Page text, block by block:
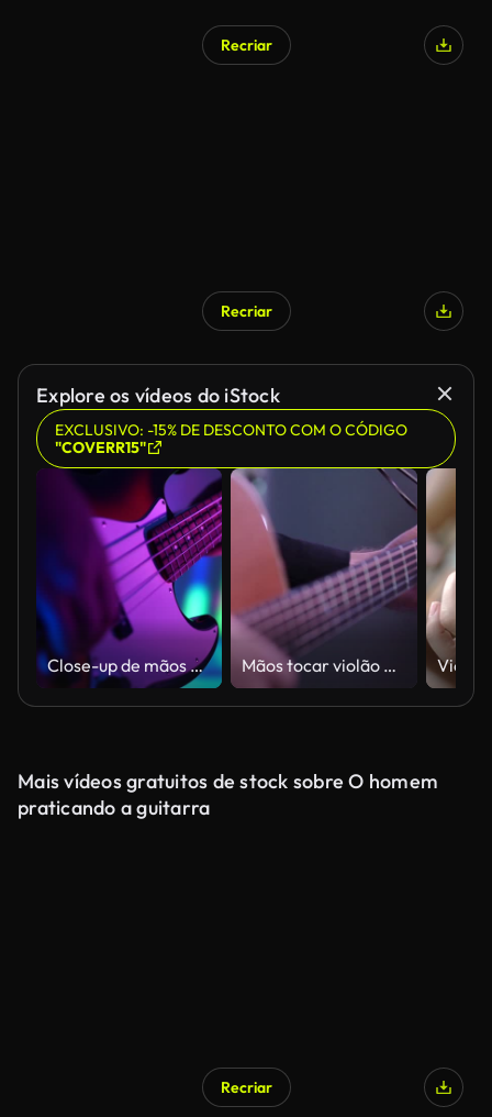
Recriar
Recriar
Explore os vídeos do iStock
EXCLUSIVO: -15% DE DESCONTO COM O CÓDIGO
"COVERR15"
Close-up de mãos baixistas tocando música com baixo no show em boate com luzes neon. Conceito de música groove moderna Mãos tocar violão dedos pressionando acordes no fretboard close-up macro foco de cremalheira. Músico executa país canção arrancar cadeias de caracteres no evento do clube de comédia com o fotógrafo a trabalhar no plano de fundo
Mais vídeos gratuitos de stock sobre O homem
praticando a guitarra
Recriar